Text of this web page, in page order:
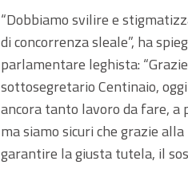
“Dobbiamo svilire e
di concorrenza sleale”, ha
parlamentare leghista:
sottosegretario Centinaio,
ancora tanto lavoro da fare,
ma siamo sicuri che grazie
garantire la giusta tutela, il